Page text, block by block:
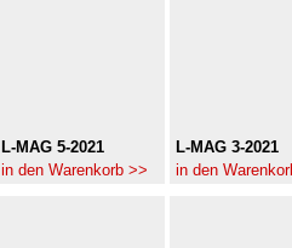
L-MAG 5-2021
in den Warenkorb >>
L-MAG 3-2021
in den